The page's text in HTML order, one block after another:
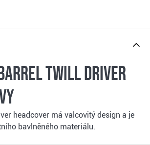
Twill driver
headcover má valcovitý design a je
bavlněného materiálu.